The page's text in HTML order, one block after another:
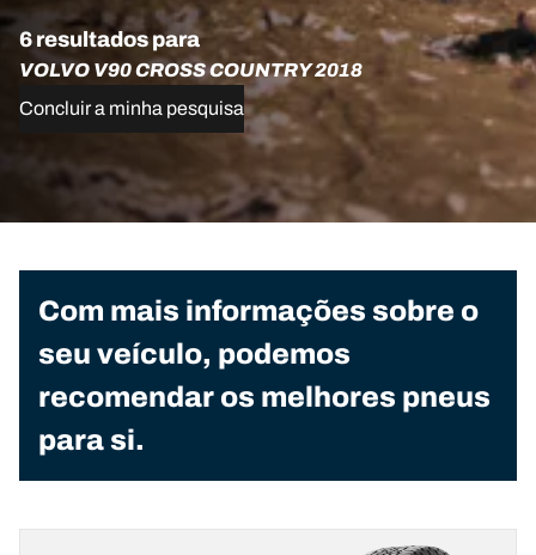
6 resultados para
VOLVO V90 CROSS COUNTRY 2018
Concluir a minha pesquisa
Com mais informações sobre o
seu veículo, podemos
recomendar os melhores pneus
para si.